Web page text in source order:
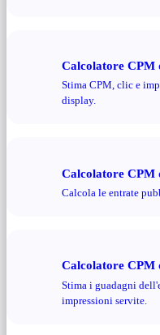
Calcolatore CPM
Stima CPM, clic e
display.
Calcolatore CPM
Calcola le entrate
Calcolatore CPM
Stima i guadagni
impressioni servite.